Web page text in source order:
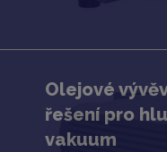
Olejové
řešení pro
vakuum